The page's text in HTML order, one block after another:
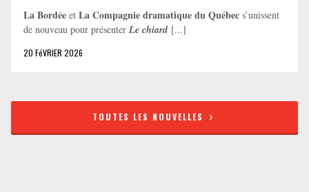
La Bordée et La Compagnie dramatique du Québec s’unissent
de nouveau pour présenter Le chiard [...]
20 FéVRIER 2026
TOUTES LES NOUVELLES